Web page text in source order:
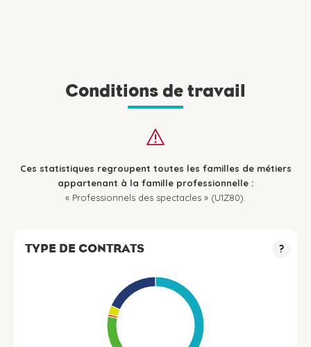
Conditions de travail
Ces statistiques regroupent toutes les familles de métiers
appartenant à la famille professionnelle :
« Professionnels des spectacles » (U1Z80).
TYPE DE CONTRATS ?